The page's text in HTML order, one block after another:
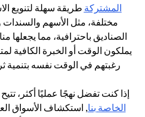
المشتركة (opens in a new tab)طريقة سهلة لتنويع
مختلفة، مثل الأسهم والسندات
الصناديق باحترافية، مما يجعلها
يملكون الوقت أو الخبرة الكافية
رغبتهم في الوقت نفسه بتنمية
إذا كنت تفضل نهجًا عمليًا أكثر،
الخاصة بنا(opens in a new tab), استكشاف الأسواق